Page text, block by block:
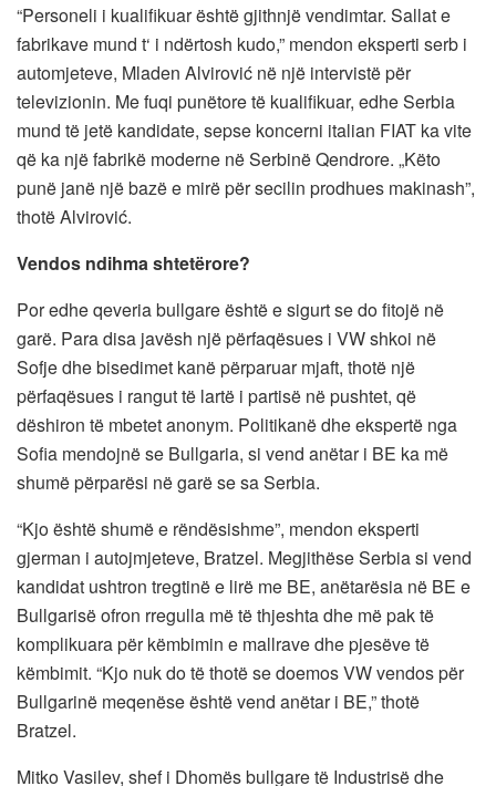
“Personeli i kualifikuar është gjithnjë vendimtar. Sallat e
fabrikave mund t‘ i ndërtosh kudo,” mendon eksperti serb i
automjeteve, Mladen Alvirović në një intervistë për
televizionin. Me fuqi punëtore të kualifikuar, edhe Serbia
mund të jetë kandidate, sepse koncerni italian FIAT ka vite
që ka një fabrikë moderne në Serbinë Qendrore. „Këto
punë janë një bazë e mirë për secilin prodhues makinash”,
thotë Alvirović.
Vendos ndihma shtetërore?
Por edhe qeveria bullgare është e sigurt se do fitojë në
garë. Para disa javësh një përfaqësues i VW shkoi në
Sofje dhe bisedimet kanë përparuar mjaft, thotë një
përfaqësues i rangut të lartë i partisë në pushtet, që
dëshiron të mbetet anonym. Politikanë dhe ekspertë nga
Sofia mendojnë se Bullgaria, si vend anëtar i BE ka më
shumë përparësi në garë se sa Serbia.
“Kjo është shumë e rëndësishme”, mendon eksperti
gjerman i autojmjeteve, Bratzel. Megjithëse Serbia si vend
kandidat ushtron tregtinë e lirë me BE, anëtarësia në BE e
Bullgarisë ofron rregulla më të thjeshta dhe më pak të
komplikuara për këmbimin e mallrave dhe pjesëve të
këmbimit. “Kjo nuk do të thotë se doemos VW vendos për
Bullgarinë meqenëse është vend anëtar i BE,” thotë
Bratzel.
Mitko Vasilev, shef i Dhomës bullgare të Industrisë dhe